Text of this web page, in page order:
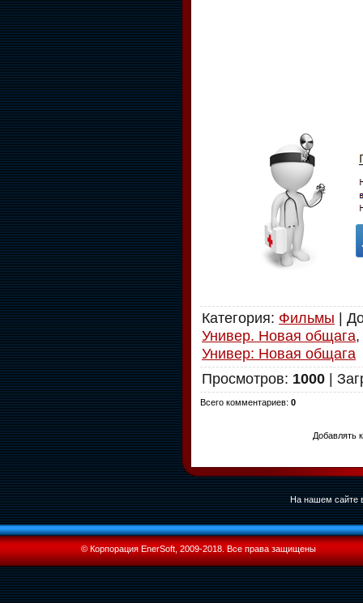
Категория: Фильмы |
Универ. Новая общага,
Универ: Новая общага
Просмотров: 1000 |
Всего комментариев: 0
Добавлять
На нашем сайте
© Корпорация EnerSoft, 2009-2018. Все права защищены